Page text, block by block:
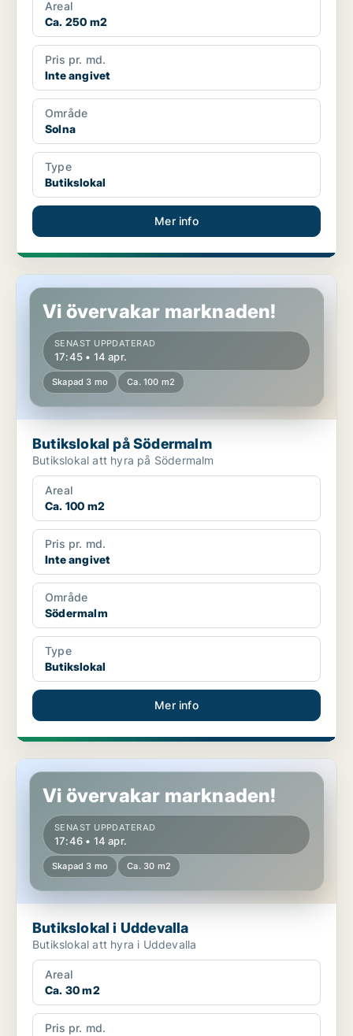
Areal
Ca. 250 m2
Pris pr. md.
Inte angivet
Område
Solna
Type
Butikslokal
Mer info
Butikslokal på Södermalm
Vi övervakar marknaden!
SENAST UPPDATERAD
17:45 • 14 apr.
Skapad 3 mo Ca. 100 m2
Butikslokal på Södermalm
Butikslokal att hyra på Södermalm
Areal
Ca. 100 m2
Pris pr. md.
Inte angivet
Område
Södermalm
Type
Butikslokal
Mer info
Butikslokal i Uddevalla
Vi övervakar marknaden!
SENAST UPPDATERAD
17:46 • 14 apr.
Skapad 3 mo Ca. 30 m2
Butikslokal i Uddevalla
Butikslokal att hyra i Uddevalla
Areal
Ca. 30 m2
Pris pr. md.